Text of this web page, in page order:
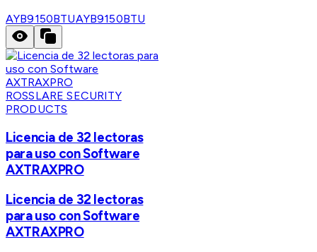
AYB9150BTUAYB9150BTU
ROSSLARE SECURITY
PRODUCTS
Licencia de 32 lectoras
para uso con Software
AXTRAXPRO
Licencia de 32 lectoras
para uso con Software
AXTRAXPRO